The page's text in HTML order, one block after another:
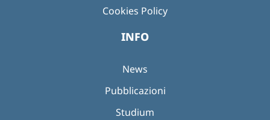
Cookies Policy
INFO
News
Pubblicazioni
Studium